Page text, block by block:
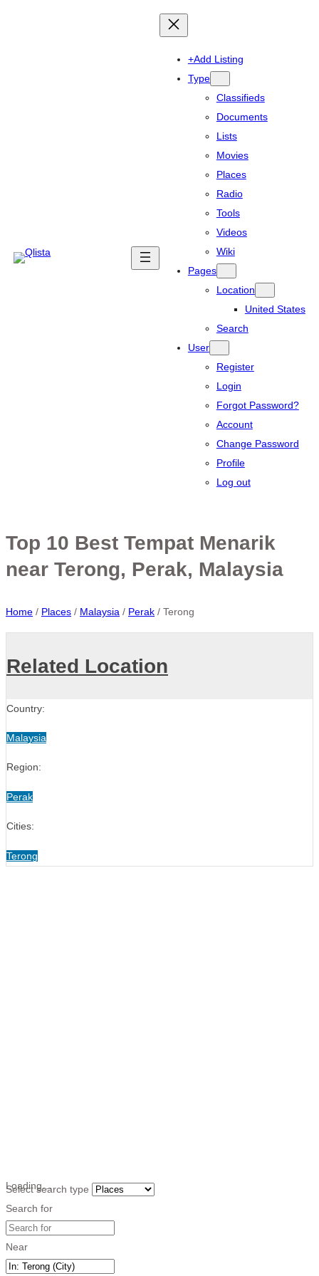
+Add Listing
Type
Classifieds
Documents
Lists
Movies
Places
Radio
Tools
Videos
Wiki
Pages
Location
United States
Search
User
Register
Login
Forgot Password?
Account
Change Password
Profile
Log out
Top 10 Best Tempat Menarik
near Terong, Perak, Malaysia
Home / Places / Malaysia / Perak / Terong
Related Location
Country:
Malaysia
Region:
Perak
Cities:
Terong
Loading…
Select search type
Search for
Near